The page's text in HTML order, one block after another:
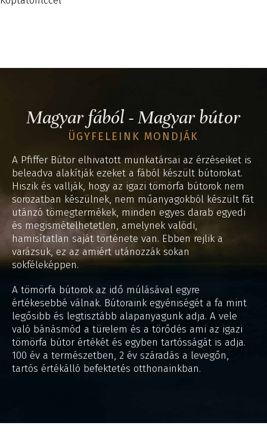
Magyar fából - Magyar bútor
ÜGYFELEINK MONDJÁK
A Pfiffer Bútor elhivatott munkatársai az érzéseiket is
beleadva alakítják ezeket a fából készült bútorokat.
Hiszik és vallják, hogy az igazi tömörfa bútorok nem
sorozatban készülnek, nem műanyagokból készült fát
utánzó tömegtermékek, minden egyes darab egyedi
és megismételhetetlen, amelynek valódi,
hamisítatlan saját története van. Ebben rejlik a
varázsuk, ez az amiért utánozzák sokan
sokféleképpen.
A tömörfa bútorok az idő múlásával egyre
értékesebbé válnak. Bútoraink egyéniségét a fa mint
legősibb és legtisztább alapanyagunk adja. A vele
való bánásmód a türelem és a törődés ami az igazi
tömörfa bútor értékét és egyben tartósságát is adja.
100 év a természetben, 2 év száradás a levegőn,
tartós értékálló befektetés otthonainkban.